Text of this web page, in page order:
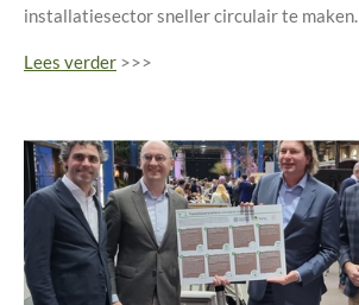
installatiesector sneller circulair te maken.
Lees verder >>>